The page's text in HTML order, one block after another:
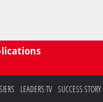
LEADERS TV SUCCESS STORY